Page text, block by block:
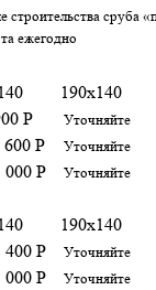
сруба
ежегодно
190x140
Р Уточняйте
600 Р Уточняйте
000 Р Уточняйте
190x140
400 Р Уточняйте
000 Р
Уточняйте